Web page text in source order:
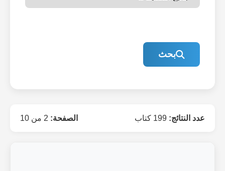
بحث
عدد النتائج: الصفحة: